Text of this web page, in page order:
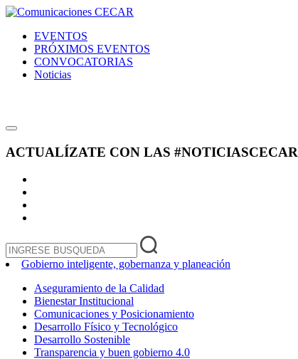
EVENTOS
PRÓXIMOS EVENTOS
CONVOCATORIAS
Noticias
ACTUALÍZATE CON LAS #NOTICIASCECAR
Gobierno inteligente, gobernanza y planeación
Aseguramiento de la Calidad
Bienestar Institucional
Comunicaciones y Posicionamiento
Desarrollo Físico y Tecnológico
Desarrollo Sostenible
Transparencia y buen gobierno 4.0